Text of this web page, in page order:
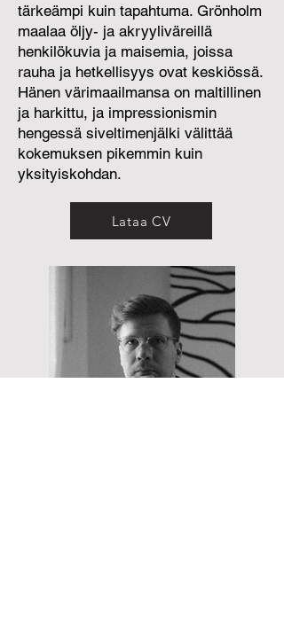
tärkeämpi kuin tapahtuma. Grönholm
maalaa öljy- ja akryyliväreillä
henkilökuvia ja maisemia, joissa
rauha ja hetkellisyys ovat keskiössä.
Hänen värimaailmansa on maltillinen
ja harkittu, ja impressionismin
hengessä siveltimenjälki välittää
kokemuksen pikemmin kuin
yksityiskohdan.
Lataa CV